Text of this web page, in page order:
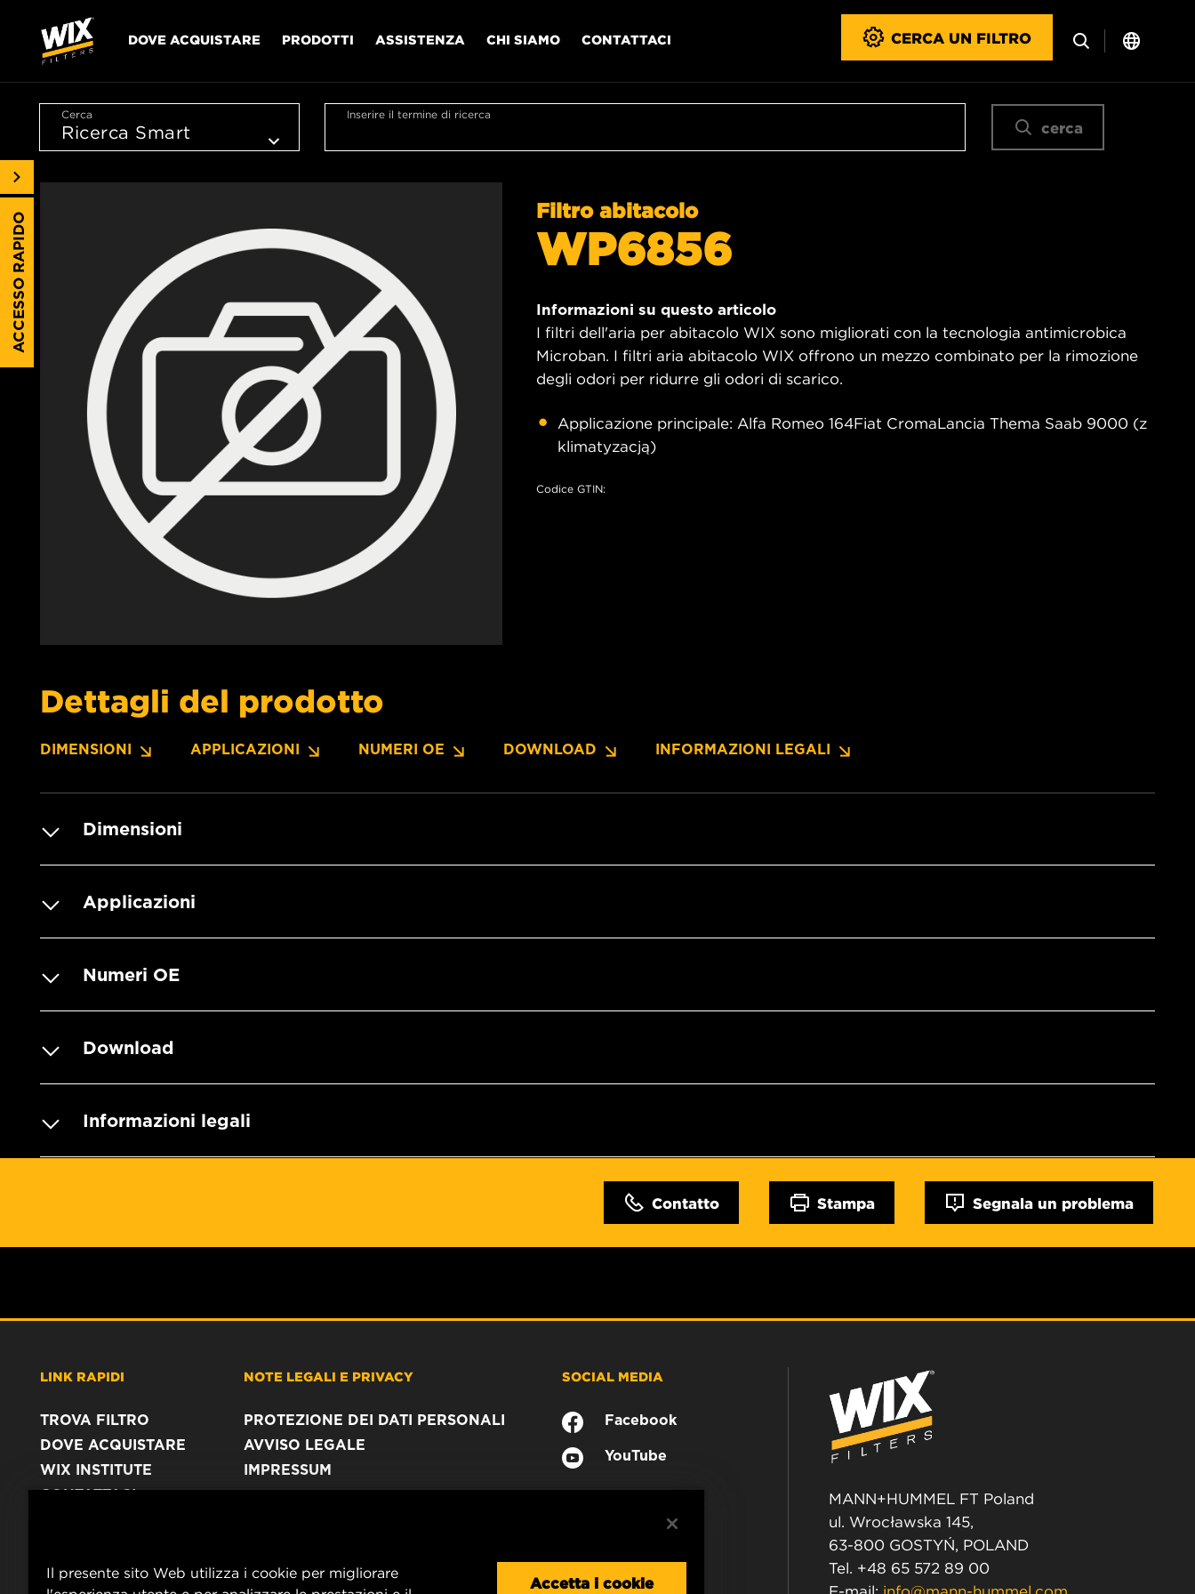
DOVE ACQUISTARE PRODOTTI ASSISTENZA CHI SIAMO CONTATTACI CERCA UN FILTRO
Cerca Inserire il termine di ricerca
cerca
Filtro abitacolo
WP6856
Informazioni su questo articolo
I filtri dell'aria per abitacolo WIX sono migliorati con la tecnologia antimicrobica
Microban. I filtri aria abitacolo WIX offrono un mezzo combinato per la rimozione
degli odori per ridurre gli odori di scarico.
Applicazione principale: Alfa Romeo 164Fiat CromaLancia Thema Saab 9000 (z
klimatyzacją)
Codice GTIN:
Dettagli del prodotto
DIMENSIONI APPLICAZIONI NUMERI OE DOWNLOAD INFORMAZIONI LEGALI
Dimensioni
Applicazioni
Numeri OE
Download
Informazioni legali
Contatto Stampa Segnala un problema
ACCESSO RAPIDO
LINK RAPIDI
TROVA FILTRO
DOVE ACQUISTARE
WIX INSTITUTE
CONTATTACI
NOTE LEGALI E PRIVACY
PROTEZIONE DEI DATI PERSONALI
AVVISO LEGALE
IMPRESSUM
SOCIAL MEDIA
Facebook
YouTube
MANN+HUMMEL FT Poland
ul. Wrocławska 145,
63-800 GOSTYŃ, POLAND
Tel. +48 65 572 89 00
Il presente sito Web utilizza i cookie per migliorare
Accetta i cookie